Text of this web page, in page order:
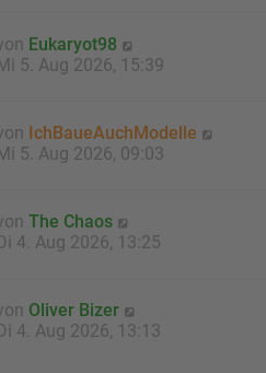
Eukaryot98
Mi 5. Aug 2026, 15:39
IchBaueAuchModelle
Mi 5. Aug 2026, 09:03
The Chaos
Di 4. Aug 2026, 13:25
Oliver Bizer
Di 4. Aug 2026, 13:13